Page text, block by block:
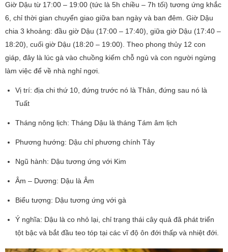
Giờ Dậu từ 17:00 – 19:00 (tức là 5h chiều – 7h tối) tương ứng khắc
6, chỉ thời gian chuyển giao giữa ban ngày và ban đêm. Giờ Dậu
chia 3 khoảng: đầu giờ Dậu (17:00 – 17:40), giữa giờ Dậu (17:40 –
18:20), cuối giờ Dậu (18:20 – 19:00). Theo phong thủy 12 con
giáp, đây là lúc gà vào chuồng kiếm chỗ ngủ và con người ngừng
làm việc để về nhà nghỉ ngơi.
Vị trí: địa chi thứ 10, đứng trước nó là Thân, đứng sau nó là
Tuất
Tháng nông lịch: Tháng Dậu là tháng Tám âm lịch
Phương hướng: Dậu chỉ phương chính Tây
Ngũ hành: Dậu tương ứng với Kim
Âm – Dương: Dậu là Âm
Biểu tượng: Dậu tương ứng với gà
Ý nghĩa: Dậu là co nhỏ lại, chỉ trạng thái cây quả đã phát triển
tột bậc và bắt đầu teo tóp tại các vĩ độ ôn đới thấp và nhiệt đới.